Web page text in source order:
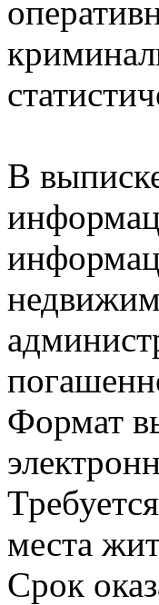
В
Формат
места
Срок